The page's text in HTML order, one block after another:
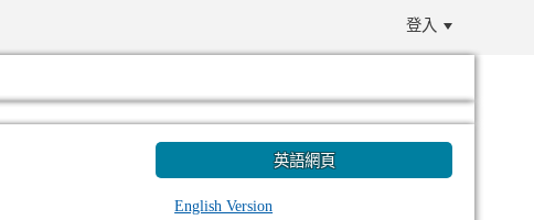
登入
英語網頁
English Version